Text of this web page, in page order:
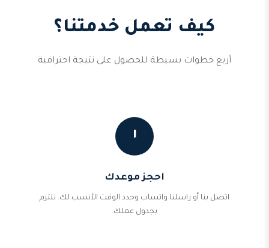
كيف تعمل خدمتنا؟
أربع خطوات بسيطة للحصول على نتيجة احترافية
١
احجز موعدك
اتصل بنا أو راسلنا واتساب وحدد الوقت الأنسب لك. نلتزم
بجدول عملك.